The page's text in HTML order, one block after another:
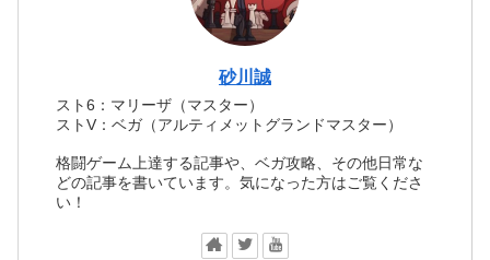
砂川誠
スト6：マリーザ（マスター）
ストV：ベガ（アルティメットグランドマスター）
格闘ゲーム上達する記事や、ベガ攻略、その他日常な
どの記事を書いています。気になった方はご覧くださ
い！